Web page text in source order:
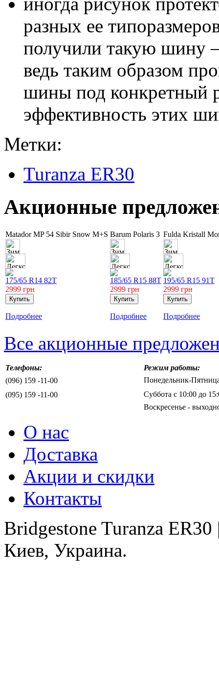
разных ее
получили такую шину
ведь таким образом
шины под конкретный
эффективность этих
Метки:
Turanza ER30
Акционные
Matador MP 54 Sibir Snow M+S
175/65 R14 82T
2999 грн
Подробнее
Barum Polaris 3
185/65 R15 88T
2999 грн
Подробнее
Fulda Kristall
195/65 R15 91T
2999 грн
Подробнее
Все акционные
Телефоны:
Режим работы:
(096) 159 -11-00
Понедельник-
(095) 159 -11-00
Суббота с 10:00 до
Воскресенье -
О нас
Доставка
Акции и скидки
Контакты
Bridgestone Turanza
Киев, Украина.